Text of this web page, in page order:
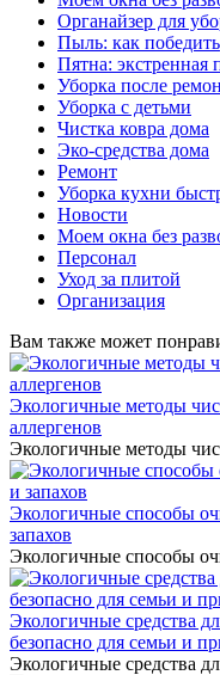
Органайзер для
Пыль: как победить
Пятна: экстренная
Уборка после
Уборка с детьми
Чистка ковра дома
Эко-средства дома
Ремонт
Уборка кухни
Новости
Моем окна без
Персонал
Уход за плитой
Организация
Вам также может
Экологичные методы
аллергенов
Экологичные методы
Экологичные способы
запахов
Экологичные способы
Экологичные средства
безопасно для семьи и
Экологичные средства